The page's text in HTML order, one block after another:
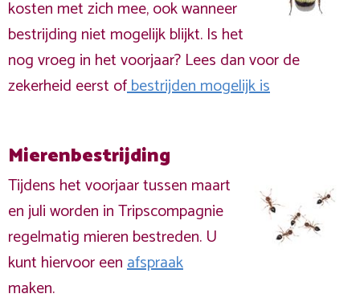
kosten met zich mee, ook wanneer
bestrijding niet mogelijk blijkt. Is het
nog vroeg in het voorjaar? Lees dan voor de
zekerheid eerst ofbestrijden mogelijk is
Mierenbestrijding
Tijdens het voorjaar tussen maart
en juli worden in Tripscompagnie
regelmatig mieren bestreden. U
kunt hiervoor eenafspraak
maken.